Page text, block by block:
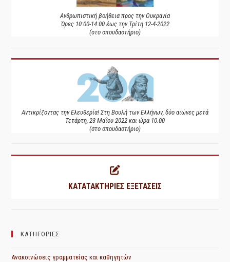
Ανθρωπιστική βοήθεια προς την Ουκρανία
Ώρες 10:00-14:00 έως την Τρίτη 12-4-2022
(στο σπουδαστήριο)
Αντικρίζοντας την Ελευθερία! Στη Βουλή των Ελλήνων, δύο αιώνες μετά
Τετάρτη, 23 Μαΐου 2022 και ώρα 10.00
(στο σπουδαστήριο)
ΚΑΤΑΤΑΚΤΗΡΙΕΣ ΕΞΕΤΑΣΕΙΣ
ΚΑΤΗΓΟΡΙΕΣ
Ανακοινώσεις γραμματείας και καθηγητών